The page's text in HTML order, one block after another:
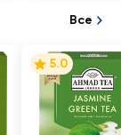
Все
5.0